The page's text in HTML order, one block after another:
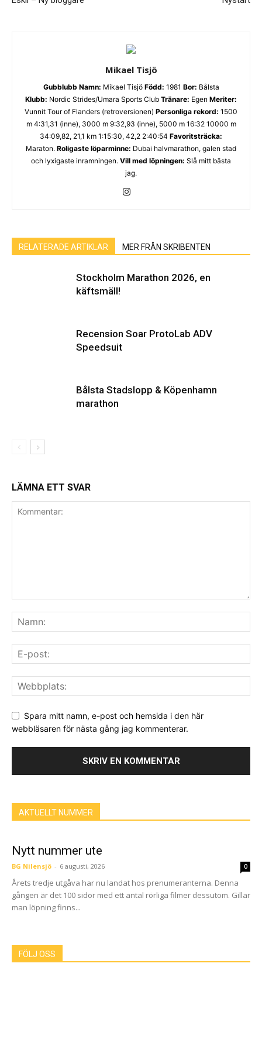
Mikael Tisjö
Gubblubb Namn: Mikael Tisjö Född: 1981 Bor: Bålsta
Klubb: Nordic Strides/Umara Sports Club Tränare: Egen Meriter:
Vunnit Tour of Flanders (retroversionen) Personliga rekord: 1500
m 4:31,31 (inne), 3000 m 9:32,93 (inne), 5000 m 16:32 10000 m
34:09,82, 21,1 km 1:15:30, 42,2 2:40:54 Favoritsträcka:
Maraton. Roligaste löparminne: Dubai halvmarathon, galen stad
och lyxigaste inramningen. Vill med löpningen: Slå mitt bästa
jag.
RELATERADE ARTIKLAR MER FRÅN SKRIBENTEN
Stockholm Marathon 2026, en
käftsmäll!
Recension Soar ProtoLab ADV
Speedsuit
Bålsta Stadslopp & Köpenhamn
marathon
LÄMNA ETT SVAR
Spara mitt namn, e-post och hemsida i den här
webbläsaren för nästa gång jag kommenterar.
AKTUELLT NUMMER
Nytt nummer ute
BG Nilensjö - 6 augusti, 2026 0
Årets tredje utgåva har nu landat hos prenumeranterna. Denna
gången är det 100 sidor med ett antal rörliga filmer dessutom. Gillar
man löpning finns...
FÖLJ OSS